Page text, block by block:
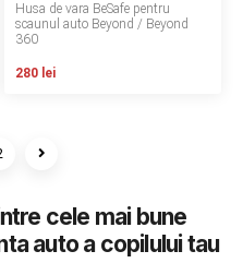
Husa de vara BeSafe pentru
scaunul auto Beyond / Beyond
360
280 lei
cele mai bune
auto a copilului tau